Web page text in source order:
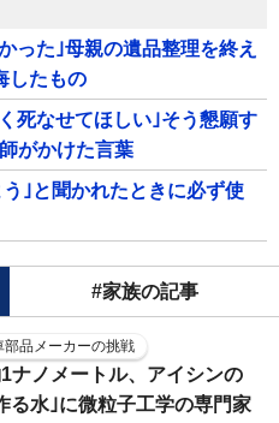
った｣母親の遺品整理を終え
したもの
死なせてほしい｣そう懇願す
がかけた言葉
｣と聞かれたときに必ず使
#家族の記事
部品メーカーの挑戦
ナノメートル、アイシンの
る水｣に微粒子工学の専門家